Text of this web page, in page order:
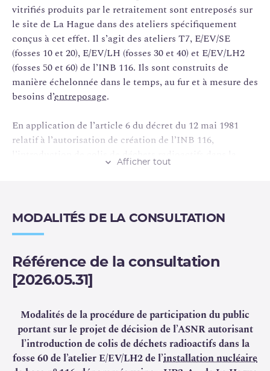
Afficher tout
vitrifiés produits par le retraitement sont entreposés sur
le site de La Hague dans des ateliers spécifiquement
conçus à cet effet. Il s’agit des ateliers T7, E/EV/SE
(fosses 10 et 20), E/EV/LH (fosses 30 et 40) et E/EV/LH2
(fosses 50 et 60) de l’INB 116. Ils sont construits de
manière échelonnée dans le temps, au fur et à mesure des
besoins d’entreposage.
En application de l’article 6 du décret du 12 mai 1981
relatif à l’autorisation de création de l’INB 116,
colis de déchets radioactifs
fosse 60 de l’atelier E/EV/LH2 est soumise à l’accord
Oranoa transmis une demande pour cette opération le
17 juillet 2025. À l’issue de l’instruction de ce dossier,
intérêts mentionnés à l’article L. 593-1 du code de
l’environnement proposées par Orano sont adaptées, et
soumet à consultation du public un projet de décision
dans la fosse 60 de l’atelier E/EV/LH2.
MODALITÉS DE LA CONSULTATION
Référence de la consultation
[2026.05.31]
Modalités de la procédure de participation du public
portant sur le projet de décision de l’ASNR autorisant
l’introduction de colis de déchets radioactifs dans la
fosse 60 de l’atelier E/EV/LH2 de l’installation nucléaire